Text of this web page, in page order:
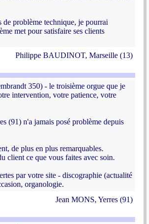
de problème technique, je pourrai
met pour satisfaire ses clients
Philippe BAUDINOT, Marseille (13)
350) - le troisième orgue que je
intervention, votre patience, votre
(91) n'a jamais posé problème depuis
de plus en plus remarquables.
client ce que vous faites avec soin.
par votre site - discographie (actualité
organologie.
Jean MONS, Yerres (91)